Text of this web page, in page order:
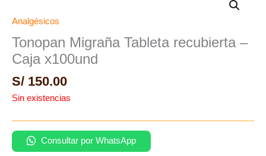
Analgésicos
Tonopan Migraña Tableta recubierta –
Caja x100und
S/ 150.00
Sin existencias
Consultar por WhatsApp